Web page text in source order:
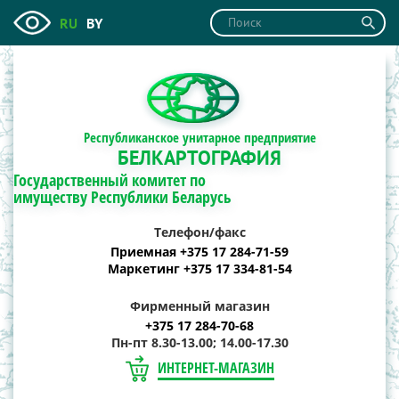
RU BY
Республиканское унитарное предприятие
БЕЛКАРТОГРАФИЯ
Государственный комитет по
имуществу Республики Беларусь
Телефон/факс
Приемная +375 17 284-71-59
Маркетинг +375 17 334-81-54
Фирменный магазин
+375 17 284-70-68
Пн-пт 8.30-13.00; 14.00-17.30
ИНТЕРНЕТ-МАГАЗИН